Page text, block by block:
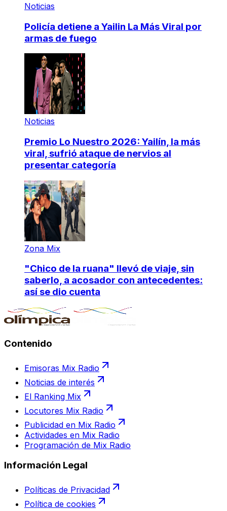
Noticias
Policía detiene a Yailin La Más Viral por
armas de fuego
Noticias
Premio Lo Nuestro 2026: Yailín, la más
viral, sufrió ataque de nervios al
presentar categoría
Zona Mix
"Chico de la ruana" llevó de viaje, sin
saberlo, a acosador con antecedentes:
así se dio cuenta
Contenido
Emisoras Mix Radio
Noticias de interés
El Ranking Mix
Locutores Mix Radio
Publicidad en Mix Radio
Actividades en Mix Radio
Programación de Mix Radio
Información Legal
Políticas de Privacidad
Política de cookies